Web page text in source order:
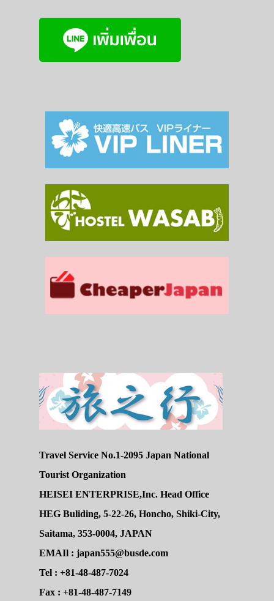
Travel Service No.1-2095 Japan National
Tourist Organization
HEISEI ENTERPRISE,Inc. Head Office
HEG Buliding, 5-22-26, Honcho, Shiki-City,
Saitama, 353-0004, JAPAN
EMAIl : japan555@busde.com
Tel : +81-48-487-7024
Fax : +81-48-487-7149